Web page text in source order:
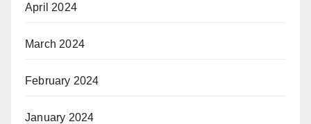
April 2024
March 2024
February 2024
January 2024